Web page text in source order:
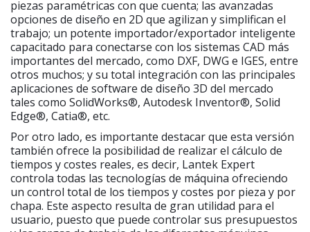
piezas paramétricas con que cuenta; las avanzadas
opciones de diseño en 2D que agilizan y simplifican el
trabajo; un potente importador/exportador inteligente
capacitado para conectarse con los sistemas CAD más
importantes del mercado, como DXF, DWG e IGES, entre
otros muchos; y su total integración con las principales
aplicaciones de software de diseño 3D del mercado
tales como SolidWorks®, Autodesk Inventor®, Solid
Edge®, Catia®, etc.
Por otro lado, es importante destacar que esta versión
también ofrece la posibilidad de realizar el cálculo de
tiempos y costes reales, es decir, Lantek Expert
controla todas las tecnologías de máquina ofreciendo
un control total de los tiempos y costes por pieza y por
chapa. Este aspecto resulta de gran utilidad para el
usuario, puesto que puede controlar sus presupuestos